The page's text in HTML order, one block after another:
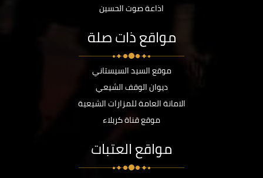
اذاعة صوت الحسين
مواقع ذات صلة
موقع السيد السيستاني
ديوان الوقف الشيعي
الامانة العامة للمزارات الشيعية
موقع قناة كربلاء
مواقع العتبات